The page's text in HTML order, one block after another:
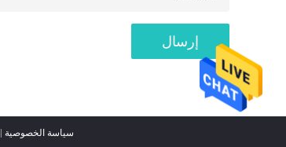
سياسة الخصوصية